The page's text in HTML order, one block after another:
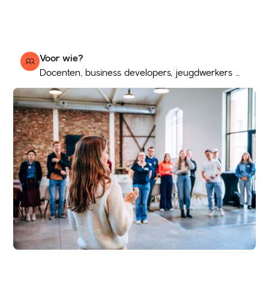
Voor wie?
Docenten, business developers, jeugdwerkers ...